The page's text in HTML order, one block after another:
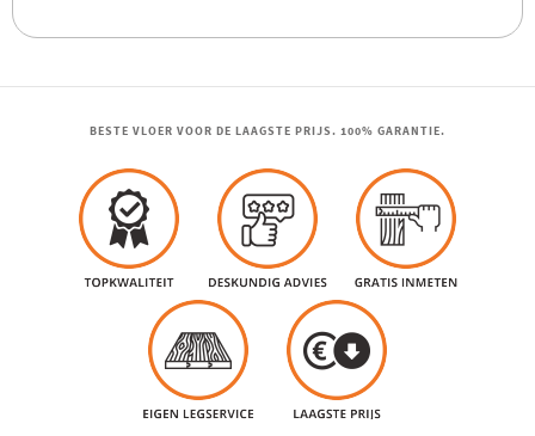
BESTE VLOER VOOR DE LAAGSTE PRIJS. 100% GARANTIE.